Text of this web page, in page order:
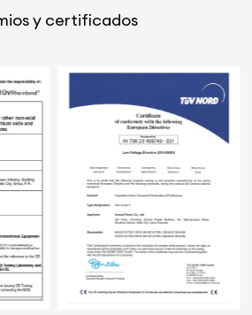
y certificados